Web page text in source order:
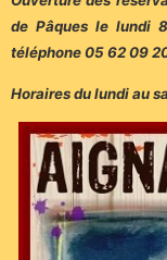
de Pâques le lundi
téléphone 05 62 09
Horaires du lundi au